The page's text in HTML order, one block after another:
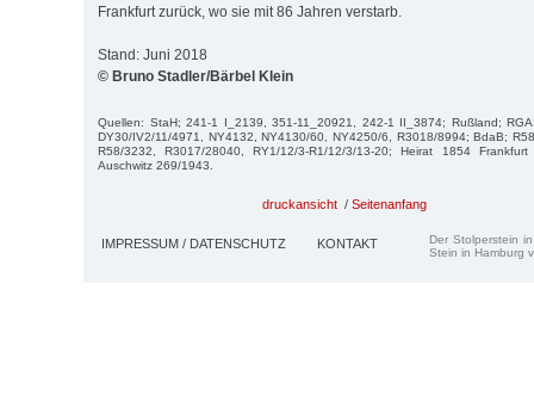
Frankfurt zurück, wo sie mit 86 Jahren verstarb.
Stand: Juni 2018
© Bruno Stadler/Bärbel Klein
Quellen: StaH; 241-1 I_2139, 351-11_20921, 242-1 II_3874; Rußland;
DY30/IV2/11/4971, NY4132, NY4130/60, NY4250/6, R3018/8994; BdaB;
R58/3232, R3017/28040, RY1/12/3-R1/12/3/13-20; Heirat 1854
Auschwitz 269/1943.
druckansicht / Seitenanfang
IMPRESSUM / DATENSCHUTZ KONTAKT
Der Stolperstein
Stein in Hamburg